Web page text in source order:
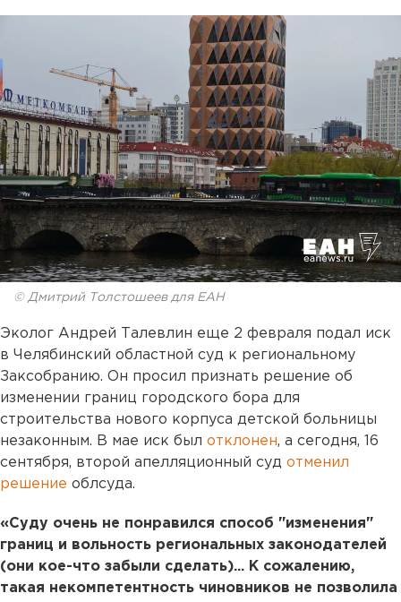
© Дмитрий Толстошеев для ЕАН
Эколог Андрей Талевлин еще 2 февраля подал иск
в Челябинский областной суд к региональному
Заксобранию. Он просил признать решение об
изменении границ городского бора для
строительства нового корпуса детской больницы
незаконным. В мае иск был отклонен, а сегодня, 16
сентября, второй апелляционный суд отменил
решение облсуда.
«Суду очень не понравился способ "изменения"
границ и вольность региональных законодателей
(они кое-что забыли сделать)... К сожалению,
такая некомпетентность чиновников не позволила